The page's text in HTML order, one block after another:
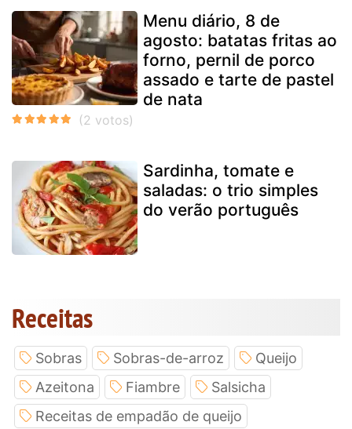
Menu diário, 8 de
agosto: batatas fritas ao
forno, pernil de porco
assado e tarte de pastel
de nata
Sardinha, tomate e
saladas: o trio simples
do verão português
Receitas
Sobras Sobras-de-arroz
Queijo
Azeitona
Fiambre
Salsicha
Receitas de empadão de queijo